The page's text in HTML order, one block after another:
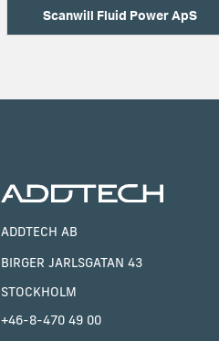
Scanwill Fluid Power ApS
ADDTECH AB
BIRGER JARLSGATAN 43
STOCKHOLM
+46-8-470 49 00